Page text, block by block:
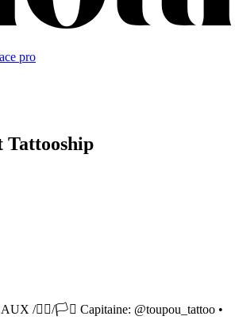
pro
Tattooship
/🏳️‍🌈/🏳️‍⚧️ Capitaine: @toupou_tattoo •